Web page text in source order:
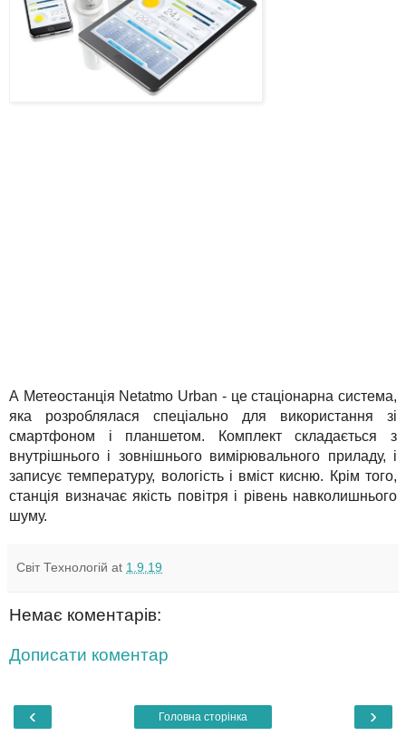
А Метеостанція Netatmo Urban - це стаціонарна система,
яка розроблялася спеціально для використання зі
смартфоном і планшетом. Комплект складається з
внутрішнього і зовнішнього вимірювального приладу, і
записує температуру, вологість і вміст кисню. Крім того,
станція визначає якість повітря і рівень навколишнього
шуму.
Світ Технологій at 1.9.19
Немає коментарів:
Дописати коментар
‹ ›
Головна сторінка